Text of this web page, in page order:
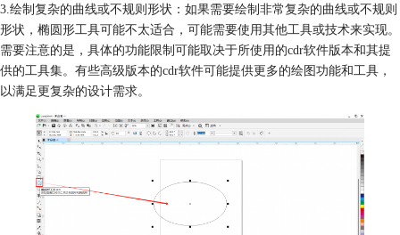
3.绘制复杂的曲线或不规则形状：如果需要绘制非常复杂的曲线或不规则
形状，椭圆形工具可能不太适合，可能需要使用其他工具或技术来实现。
需要注意的是，具体的功能限制可能取决于所使用的cdr软件版本和其提
供的工具集。有些高级版本的cdr软件可能提供更多的绘图功能和工具，
以满足更复杂的设计需求。